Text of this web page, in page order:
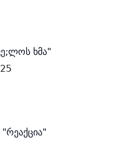
ხმა"
"რეაქცია"